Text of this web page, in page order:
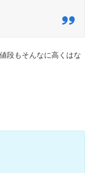
段もそんなに高くはな